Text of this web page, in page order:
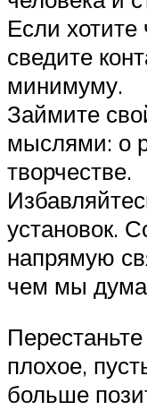
Если хотите
сведите
минимуму.
Займите
мыслями: о
творчестве.
установок.
напрямую
чем мы
плохое,
больше